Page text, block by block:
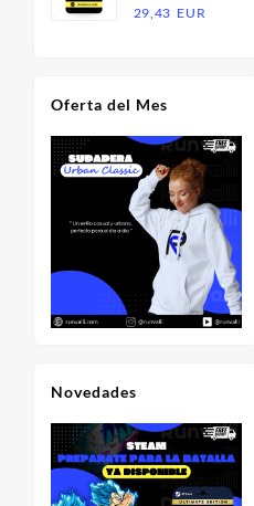
18,20
11,83
29,43 EUR
hasta
29,43
Oferta del Mes
Novedades